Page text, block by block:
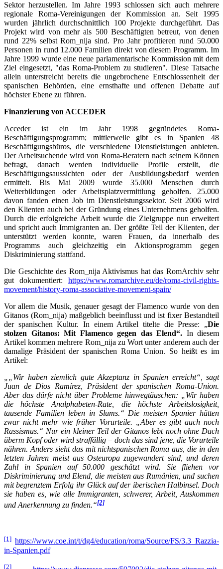
Sektor herzustellen. Im Jahre 1993 schlossen sich auch mehrere
regionale Roma-Vereinigungen der Kommission an. Seit 1995
wurden jährlich durchschnittlich 100 Projekte durchgeführt. Das
Projekt wird von mehr als 500 Beschäftigten betreut, von denen
rund 22% selbst Rom_nija sind. Pro Jahr profitieren rund 50.000
Personen in rund 12.000 Familien direkt von diesem Programm. Im
Jahre 1999 wurde eine neue parlamentarische Kommission mit dem
Ziel eingesetzt, "das Roma-Problem zu studieren". Diese Tatsache
allein unterstreicht bereits die ungebrochene Entschlossenheit der
spanischen Behörden, eine ernsthafte und offenen Debatte auf
höchster Ebene zu führen.
Finanzierung von ACCEDER
Acceder ist ein im Jahr 1998 gegründetes Roma-
Beschäftigungsprogramm; mittlerweile gibt es in Spanien 48
Beschäftigungsbüros, die verschiedene Dienstleistungen anbieten.
Der Arbeitsuchende wird von Roma-Beratern nach seinem Können
befragt, danach werden individuelle Profile erstellt, die
Beschäftigungsaussichten oder der Ausbildungsbedarf werden
ermittelt. Bis Mai 2009 wurde 35.000 Menschen durch
Weiterbildungen oder Arbeitsplatzvermittlung geholfen. 25.000
davon fanden einen Job im Dienstleistungssektor. Seit 2006 wird
den Klienten auch bei der Gründung eines Unternehmens geholfen.
Durch die erfolgreiche Arbeit wurde die Zielgruppe nun erweitert
und spricht auch Immigranten an. Der größte Teil der Klienten, der
unterstützt werden konnte, waren Frauen, da innerhalb des
Programms auch gleichzeitig ein Aktionsprogramm gegen
Diskriminierung stattfand.
Die Geschichte des Rom_nija Aktivismus hat das RomArchiv sehr
gut dokumentiert: https://www.romarchive.eu/de/roma-civil-rights-
movement/history-roma-associative-movement-spain/
Vor allem die Musik, genauer gesagt der Flamenco wurde von den
Gitanos (Rom_nija) maßgeblich beeinflusst und ist fixer Bestandteil
der spanischen Kultur. In einem Artikel titelte die Presse: „Die
stolzen Gitanos: Mit Flamenco gegen das Elend“. In diesem
Artikel kommen mehrere Rom_nija zu Wort unter anderem auch der
damalige Präsident der spanischen Roma Union. So heißt es im
Artikel:
„„Wir haben ziemlich gute Akzeptanz in Spanien erreicht“, sagt
Juan de Dios Ramírez, Präsident der spanischen Roma-Union.
Aber das dürfe nicht über Probleme hinwegtäuschen: „Wir haben
die höchste Analphabeten-Rate, die höchste Arbeitslosigkeit,
tausende Familien leben in Slums.“ Die meisten Spanier hätten
zwar nicht mehr wie früher Vorurteile. „Aber es gibt auch noch
Rassismus.“ Nur ein kleiner Teil der Gitanos lebt noch ohne Dach
überm Kopf oder wird straffällig – doch das sind jene, die Vorurteile
nähren. Anders sieht das mit nichtspanischen Roma aus, die in den
letzten Jahren meist aus Osteuropa zugewandert sind, und deren
Zahl in Spanien auf 50.000 geschätzt wird. Sie fliehen vor
Diskriminierung und Elend, die meisten aus Rumänien, und suchen
mit begrenztem Erfolg ihr Glück auf der iberischen Halbinsel. Doch
sie haben es, wie alle Immigranten, schwerer, Arbeit, Auskommen
und Anerkennung zu finden.“[2]
[1] https://www.coe.int/t/dg4/education/roma/Source/FS/3.3_Razzia-
in-Spanien.pdf
[2]